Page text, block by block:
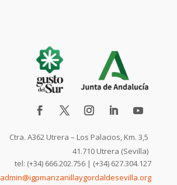
Ctra. A362 Utrera – Los Palacios, Km. 3,5
41.710 Utrera (Sevilla)
tel: (+34) 666.202.756 | (+34) 627.304.127
admin@igpmanzanillaygordaldesevilla.org